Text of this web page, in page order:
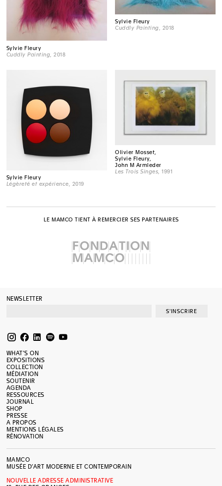
Sylvie Fleury
Cuddly Painting , 2018
Sylvie Fleury
Cuddly Painting , 2018
Sylvie Fleury
Légèreté et expérience , 2019
Olivier Mosset,
Sylvie Fleury,
John M Armleder
Les Trois Singes , 1991
LE MAMCO TIENT À REMERCIER SES PARTENAIRES
NEWSLETTER
S'INSCRIRE
WHAT’S ON
EXPOSITIONS
COLLECTION
MÉDIATION
SOUTENIR
AGENDA
RESSOURCES
JOURNAL
SHOP
PRESSE
A PROPOS
MENTIONS LÉGALES
RÉNOVATION
MAMCO
MUSÉE D’ART MODERNE ET CONTEMPORAIN
NOUVELLE ADRESSE ADMINISTRATIVE